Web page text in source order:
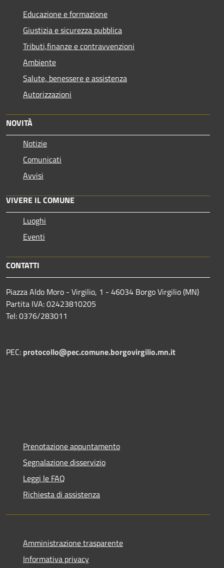
Educazione e formazione
Giustizia e sicurezza pubblica
Tributi,finanze e contravvenzioni
Ambiente
Salute, benessere e assistenza
Autorizzazioni
NOVITÀ
Notizie
Comunicati
Avvisi
VIVERE IL COMUNE
Luoghi
Eventi
CONTATTI
Piazza Aldo Moro - Virgilio, 1 - 46034 Borgo Virgilio (MN)
Partita IVA: 02423810205
Tel: 0376/283011
PEC: protocollo@pec.comune.borgovirgilio.mn.it
Prenotazione appuntamento
Segnalazione disservizio
Leggi le FAQ
Richiesta di assistenza
Amministrazione trasparente
Informativa privacy